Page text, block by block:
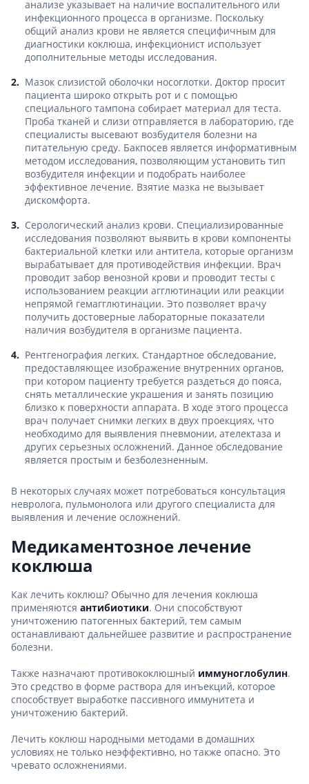
анализе указывает на наличие воспалительного или
инфекционного процесса в организме. Поскольку
общий анализ крови не является специфичным для
диагностики коклюша, инфекционист использует
дополнительные методы исследования.
Мазок слизистой оболочки носоглотки. Доктор просит
пациента широко открыть рот и с помощью
специального тампона собирает материал для теста.
Проба тканей и слизи отправляется в лабораторию, где
специалисты высевают возбудителя болезни на
питательную среду. Бакпосев является информативным
методом исследования, позволяющим установить тип
возбудителя инфекции и подобрать наиболее
эффективное лечение. Взятие мазка не вызывает
дискомфорта.
Серологический анализ крови. Специализированные
исследования позволяют выявить в крови компоненты
бактериальной клетки или антитела, которые организм
вырабатывает для противодействия инфекции. Врач
проводит забор венозной крови и проводит тесты с
использованием реакции агглютинации или реакции
непрямой гемагглютинации. Это позволяет врачу
получить достоверные лабораторные показатели
наличия возбудителя в организме пациента.
Рентгенография легких. Стандартное обследование,
предоставляющее изображение внутренних органов,
при котором пациенту требуется раздеться до пояса,
снять металлические украшения и занять позицию
близко к поверхности аппарата. В ходе этого процесса
врач получает снимки легких в двух проекциях, что
необходимо для выявления пневмонии, ателектаза и
других серьезных осложнений. Данное обследование
является простым и безболезненным.
В некоторых случаях может потребоваться консультация
невролога, пульмонолога или другого специалиста для
выявления и лечение осложнений.
Медикаментозное лечение
коклюша
Как лечить коклюш? Обычно для лечения коклюша
применяются антибиотики. Они способствуют
уничтожению патогенных бактерий, тем самым
останавливают дальнейшее развитие и распространение
болезни.
Также назначают противококлюшный иммуноглобулин.
Это средство в форме раствора для инъекций, которое
способствует выработке пассивного иммунитета и
уничтожению бактерий.
Лечить коклюш народными методами в домашних
условиях не только неэффективно, но также опасно. Это
чревато осложнениями.